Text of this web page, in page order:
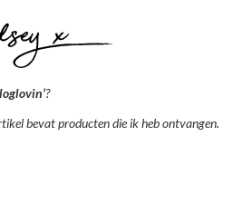
?
bevat producten die ik heb ontvangen.